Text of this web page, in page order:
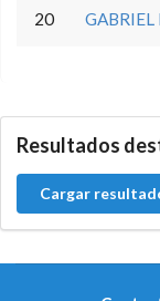
20 GABRIEL
Resultados
Cargar